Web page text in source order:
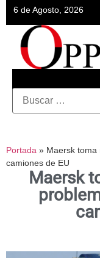
6 de Agosto, 2026
Portada » Maersk
camiones de EU
Maersk